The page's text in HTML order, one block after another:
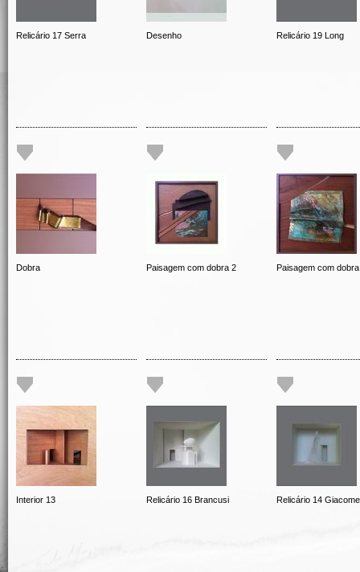
Relicário 17 Serra Desenho Relicário 19 Long
Dobra Paisagem com dobra 2 Paisagem com
Interior 13 Relicário 16 Brancusi Relicário 14